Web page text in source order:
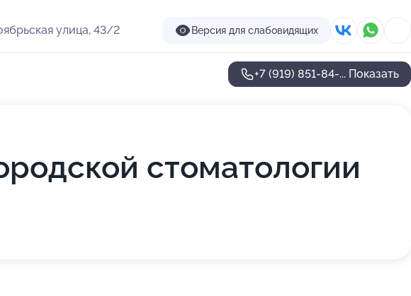
улица, 43/2 Версия для слабовидящих
+7 (919) 851-84-... Показать
стоматологии